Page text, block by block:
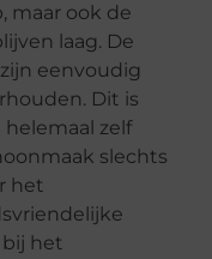
maar ook de
laag. De
eenvoudig
Dit is
zelf
slechts
het
het